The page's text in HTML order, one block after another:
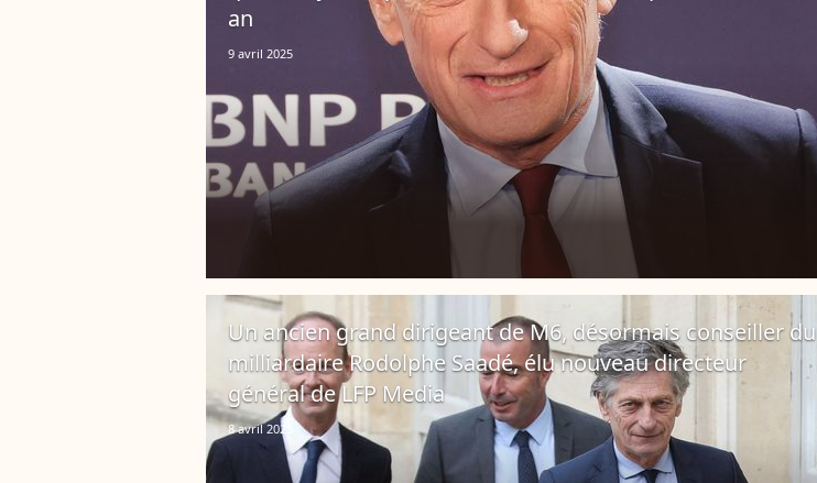
an
9 avril 2025
Un ancien grand dirigeant de M6, désormais conseiller du
milliardaire Rodolphe Saadé, élu nouveau directeur
général de LFP Media
8 avril 2025